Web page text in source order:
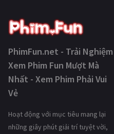
PhimFun.net - Trải Nghiệm
Xem Phim Fun Mượt Mà
Nhất - Xem Phim Phải Vui
Vẻ
Hoạt động với mục tiêu mang lại
những giây phút giải trí tuyệt vời,